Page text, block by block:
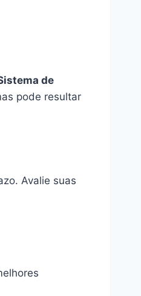
de
pode resultar
Avalie suas